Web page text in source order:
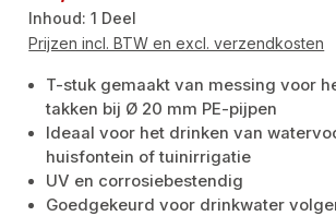
Inhoud:1 Deel
Prijzen incl. BTW en excl. verzendkosten
T-stuk gemaakt van messing voor
takken bij Ø 20 mm PE-pijpen
Ideaal voor het drinken van
huisfontein of tuinirrigatie
UV en corrosiebestendig
Goedgekeurd voor drinkwater